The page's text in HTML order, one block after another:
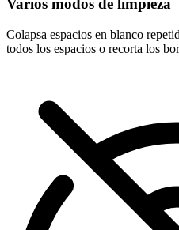
Varios modos de limpieza
Colapsa espacios en blanco
todos los espacios o recorta los